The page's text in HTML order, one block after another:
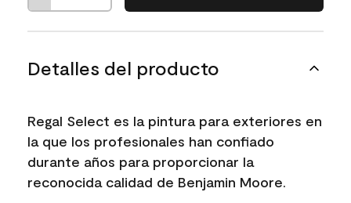
Detalles del producto
Regal Select es la pintura para exteriores en
la que los profesionales han confiado
durante años para proporcionar la
reconocida calidad de Benjamin Moore.